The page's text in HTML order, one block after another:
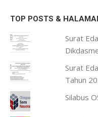
TOP POSTS &
Surat
Surat
Tahun
Silabus